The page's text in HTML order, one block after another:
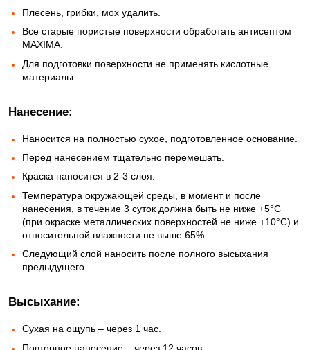
Плесень, грибки, мох удалить.
Все старые пористые поверхности обработать антисептом
MAXIMA.
Для подготовки поверхности не применять кислотные
материалы.
Нанесение:
Наносится на полностью сухое, подготовленное основание.
Перед нанесением тщательно перемешать.
Краска наносится в 2-3 слоя.
Температура окружающей среды, в момент и после
нанесения, в течение 3 суток должна быть не ниже +5°C
(при окраске металлических поверхностей не ниже +10°C) и
относительной влажности не выше 65%.
Следующий слой наносить после полного высыхания
предыдущего.
Высыхание:
Сухая на ощупь – через 1 час.
Повторное нанесение – через 12 часов.